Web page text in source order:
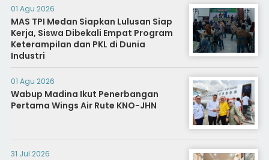
01 Agu 2026
MAS TPI Medan Siapkan Lulusan Siap
Kerja, Siswa Dibekali Empat Program
Keterampilan dan PKL di Dunia
Industri
01 Agu 2026
Wabup Madina Ikut Penerbangan
Pertama Wings Air Rute KNO-JHN
31 Jul 2026